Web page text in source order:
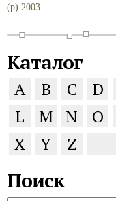
(p) 2003
Каталог
A B C D
L
M N O
X
Y Z
Поиск